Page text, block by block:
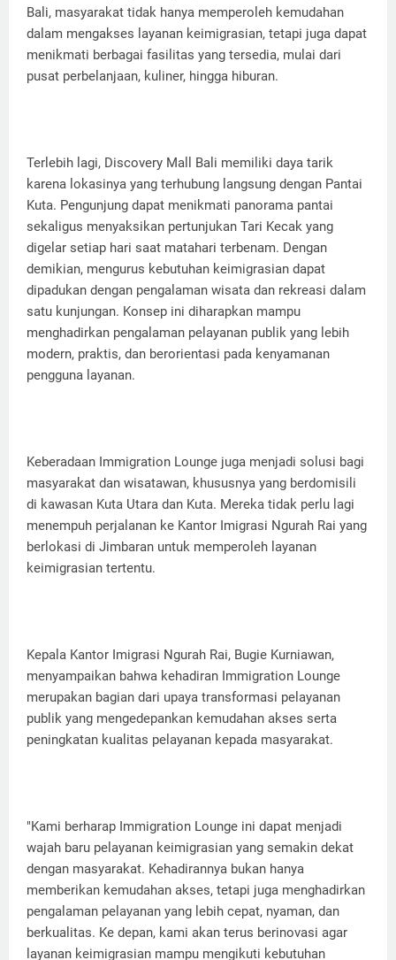
Bali, masyarakat tidak hanya memperoleh kemudahan
dalam mengakses layanan keimigrasian, tetapi juga dapat
menikmati berbagai fasilitas yang tersedia, mulai dari
pusat perbelanjaan, kuliner, hingga hiburan.
Terlebih lagi, Discovery Mall Bali memiliki daya tarik
karena lokasinya yang terhubung langsung dengan Pantai
Kuta. Pengunjung dapat menikmati panorama pantai
sekaligus menyaksikan pertunjukan Tari Kecak yang
digelar setiap hari saat matahari terbenam. Dengan
demikian, mengurus kebutuhan keimigrasian dapat
dipadukan dengan pengalaman wisata dan rekreasi dalam
satu kunjungan. Konsep ini diharapkan mampu
menghadirkan pengalaman pelayanan publik yang lebih
modern, praktis, dan berorientasi pada kenyamanan
pengguna layanan.
Keberadaan Immigration Lounge juga menjadi solusi bagi
masyarakat dan wisatawan, khususnya yang berdomisili
di kawasan Kuta Utara dan Kuta. Mereka tidak perlu lagi
menempuh perjalanan ke Kantor Imigrasi Ngurah Rai yang
berlokasi di Jimbaran untuk memperoleh layanan
keimigrasian tertentu.
Kepala Kantor Imigrasi Ngurah Rai, Bugie Kurniawan,
menyampaikan bahwa kehadiran Immigration Lounge
merupakan bagian dari upaya transformasi pelayanan
publik yang mengedepankan kemudahan akses serta
peningkatan kualitas pelayanan kepada masyarakat.
"Kami berharap Immigration Lounge ini dapat menjadi
wajah baru pelayanan keimigrasian yang semakin dekat
dengan masyarakat. Kehadirannya bukan hanya
memberikan kemudahan akses, tetapi juga menghadirkan
pengalaman pelayanan yang lebih cepat, nyaman, dan
berkualitas. Ke depan, kami akan terus berinovasi agar
layanan keimigrasian mampu mengikuti kebutuhan